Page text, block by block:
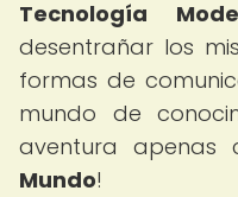
Tecnología
desentrañar los
formas de
mundo de
aventura apenas
Mundo!